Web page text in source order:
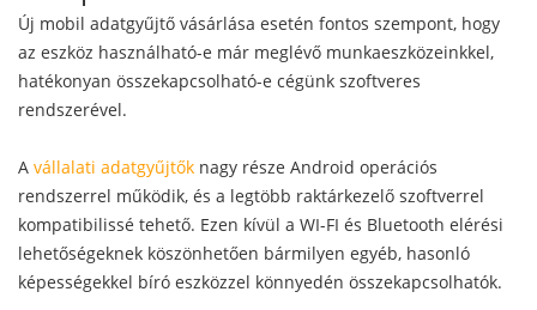
Új mobil adatgyűjtő vásárlása esetén fontos szempont, hogy
az eszköz használható-e már meglévő munkaeszközeinkkel,
hatékonyan összekapcsolható-e cégünk szoftveres
rendszerével.
A vállalati adatgyűjtők nagy része Android operációs
rendszerrel működik, és a legtöbb raktárkezelő szoftverrel
kompatibilissé tehető. Ezen kívül a WI-FI és Bluetooth elérési
lehetőségeknek köszönhetően bármilyen egyéb, hasonló
képességekkel bíró eszközzel könnyedén összekapcsolhatók.